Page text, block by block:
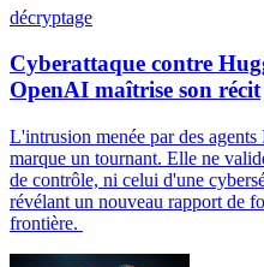
décryptage
Cyberattaque contre
OpenAI maîtrise son récit
L'intrusion menée par des
marque un tournant. Elle ne
de contrôle, ni celui d'une
révélant un nouveau rapport de
frontière.